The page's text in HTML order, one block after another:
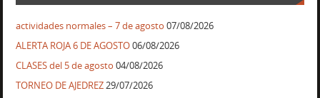
actividades normales – 7 de agosto 07/08/2026
ALERTA ROJA 6 DE AGOSTO06/08/2026
CLASES del 5 de agosto 04/08/2026
TORNEO DE AJEDREZ29/07/2026